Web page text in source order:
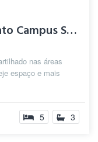
Enfermagem Medicina Odonto Campus Saúde
nas áreas
espaço e mais
5 3